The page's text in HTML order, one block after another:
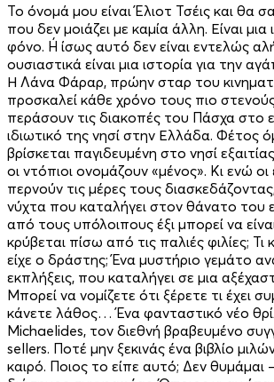
Το όνομά μου είναι Έλιοτ Τσέις και θα
που δεν μοιάζει με καμία άλλη. Είναι μια
φόνο. Ή ίσως αυτό δεν είναι εντελώς
ουσιαστικά είναι μια ιστορία για την
Η Λάνα Φάραρ, πρώην σταρ του
προσκαλεί κάθε χρόνο τους πιο
περάσουν τις διακοπές του Πάσχα στο
ιδιωτικό της νησί στην Ελλάδα. Φέτος
βρίσκεται παγιδευμένη στο νησί
οι ντόπιοι ονομάζουν «μένος». Κι ενώ οι
περνούν τις μέρες τους
νύχτα που καταλήγει στον θάνατο του
από τους υπόλοιπους έξι μπορεί να
κρύβεται πίσω από τις παλιές φιλίες; Τι
είχε ο δράστης; Ένα μυστήριο γεμάτο
εκπλήξεις, που καταλήγει σε μια
Μπορεί να νομίζετε ότι ξέρετε τι έχει
κάνετε λάθος… Ένα φανταστικό νέο
Michaelides, τον διεθνή βραβευμένο
sellers. Ποτέ μην ξεκινάς ένα βιβλίο
καιρό. Ποιος το είπε αυτό; Δεν θυμάμαι